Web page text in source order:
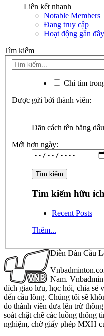
Liên kết nhanh
Notable Members
Đang truy cập
Hoạt động gần đây
Tìm kiếm
Chỉ tìm
Được gửi bởi thành viên:
Dãn cách tên bằng
Mới hơn ngày:
Tìm kiếm hữu ích
Recent Posts
Thêm...
Diễn Đàn Cầu
Nam.
đích giao lưu, học hỏi, chia sẻ
đến cầu lông. Chúng tôi sẽ
do thành viên đưa lên trừ
soát chặt chẽ các luồng thông
nghiệm, chờ giấy phép MXH